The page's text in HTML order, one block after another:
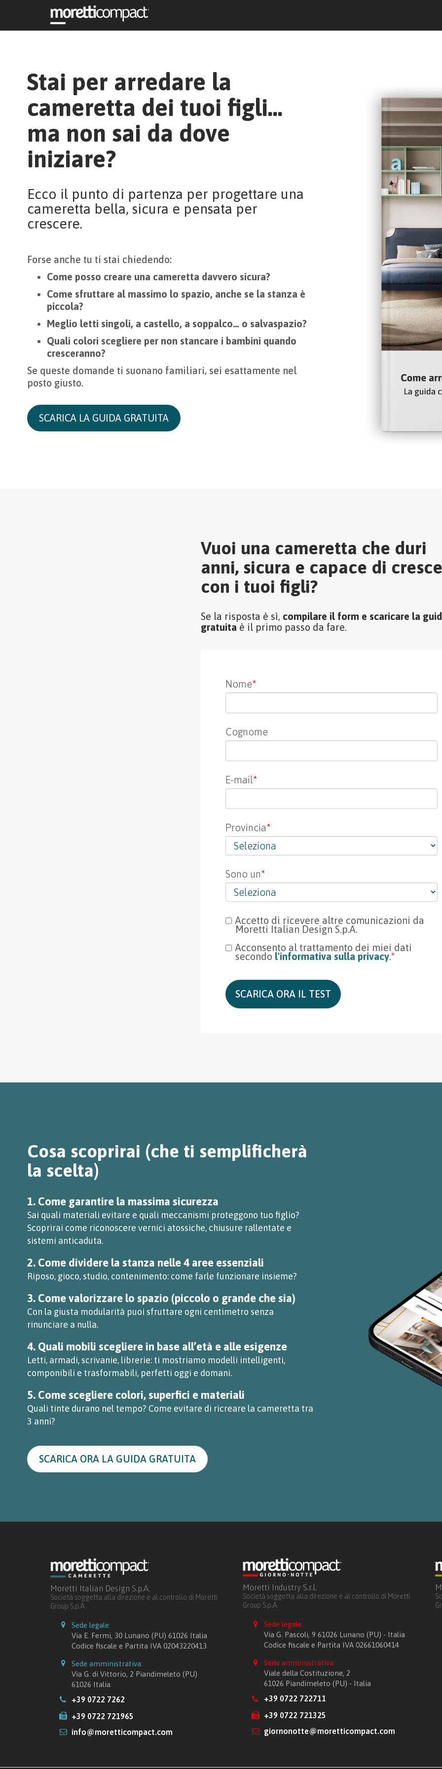
Stai per arredare la
cameretta dei tuoi figli…
ma non sai da dove
iniziare?
Ecco il punto di partenza per progettare una
cameretta bella, sicura e pensata per
crescere.
Forse anche tu ti stai chiedendo:
Come posso creare una cameretta davvero sicura?
Come sfruttare al massimo lo spazio, anche se la stanza è
piccola?
Meglio letti singoli, a castello, a soppalco… o salvaspazio?
Quali colori scegliere per non stancare i bambini quando
cresceranno?
Se queste domande ti suonano familiari, sei esattamente nel
posto giusto.
SCARICA LA GUIDA GRATUITA
Vuoi una cameretta che duri
anni, sicura e capace di
con i tuoi figli?
Se la risposta è sì, compilare il form e scaricare la
gratuita è il primo passo da fare.
Nome*
Cognome
E-mail*
Provincia*
Sono un*
Accetto di ricevere altre comunicazioni da
Moretti Italian Design S.p.A.
Acconsento al trattamento dei miei dati
secondo l'informativa sulla privacy.*
Cosa scoprirai (che ti semplificherà
la scelta)
1. Come garantire la massima sicurezza
Sai quali materiali evitare e quali meccanismi proteggono tuo figlio?
Scoprirai come riconoscere vernici atossiche, chiusure rallentate e
sistemi anticaduta.
2. Come dividere la stanza nelle 4 aree essenziali
Riposo, gioco, studio, contenimento: come farle funzionare insieme?
3. Come valorizzare lo spazio (piccolo o grande che sia)
Con la giusta modularità puoi sfruttare ogni centimetro senza
rinunciare a nulla.
4. Quali mobili scegliere in base all’età e alle esigenze
Letti, armadi, scrivanie, librerie: ti mostriamo modelli intelligenti,
componibili e trasformabili, perfetti oggi e domani.
5. Come scegliere colori, superfici e materiali
Quali tinte durano nel tempo? Come evitare di ricreare la cameretta tra
3 anni?
SCARICA ORA LA GUIDA GRATUITA
Moretti Italian Design S.p.A.
Società soggetta alla direzione e al controllo di Moretti
Group S.p.A
Sede legale:
Via E. Fermi, 30 Lunano (PU) 61026 Italia
Codice fiscale e Partita IVA 02043220413
Sede amministrativa:
Via G. di Vittorio, 2 Piandimeleto (PU)
61026 Italia
+39 0722 7262
+39 0722 721965
info@moretticompact.com
Moretti Industry S.r.l.
Società soggetta alla direzione e al controllo di Moretti
Group S.p.A
Sede legale:
Via G. Pascoli, 9 61026 Lunano (PU) - Italia
Codice fiscale e Partita IVA 02661060414
Sede amministrativa:
Viale della Costituzione, 2
61026 Piandimeleto (PU) - Italia
+39 0722 722711
+39 0722 721325
giornonotte@moretticompact.com